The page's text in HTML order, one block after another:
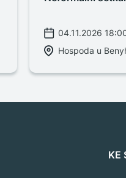
04.11.2026
Hospoda u
KE